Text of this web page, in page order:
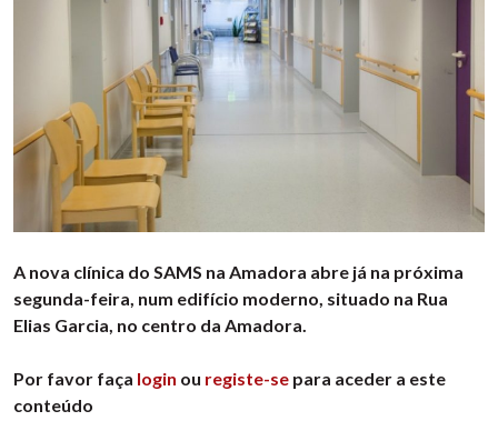
A nova clínica do SAMS na Amadora abre já na próxima
segunda-feira, num edifício moderno, situado na Rua
Elias Garcia, no centro da Amadora.
Por favor faça login ou registe-se para aceder a este
conteúdo